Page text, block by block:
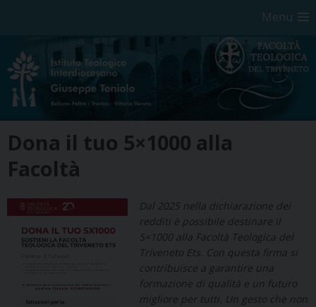
Menu
content
Dona il tuo 5×1000 alla
Facoltà
Dal 2025 nella dichiarazione dei
redditi è possibile destinare il
5×1000 alla Facoltà Teologica del
Triveneto Ets. Con questa firma si
contribuisce a garantire una
formazione di qualità e un futuro
migliore per tutti. Un gesto che non